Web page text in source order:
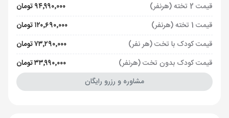
قیمت 2 تخته (هرنفر)
۹۴٬۹۹۰٬۰۰۰ تومان
قیمت 1 تخته (هرنفر)
۱۲۰٬۶۹۰٬۰۰۰ تومان
قیمت کودک با تخت (هر نفر)
۷۳٬۲۹۰٬۰۰۰ تومان
قیمت کودک بدون تخت (هرنفر)
۳۳٬۹۹۰٬۰۰۰ تومان
مشاوره و رزرو رایگان